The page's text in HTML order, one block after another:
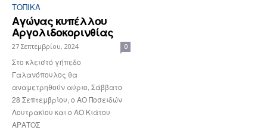
ΤΟΠΙΚΑ
Αγώνας κυπέλλου
Αργολιδοκορινθίας
27 Σεπτεμβρίου, 2024 0
Στο κλειστό γήπεδο
Γαλανόπουλος θα
αναμετρηθούν αύριο, Σάββατο
28 Σεπτεμβρίου, ο ΑΟ Ποσειδών
Λουτρακίου και ο ΑΟ Κιάτου
ΑΡΑΤΟΣ